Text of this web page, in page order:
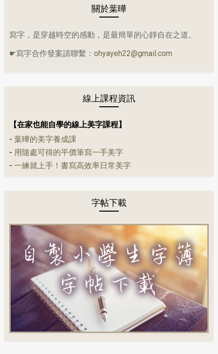
關於葉曄
寫字，是穿越時空的感動，是最簡單的心靜自在之道。
☛寫字合作發案請聯繫： ohyayeh22@gmail.com
線上課程資訊
【在家也能自學的線上美字課程】
- 葉曄的美字養成課
- 用隨處可得的平價筆寫一手美字
- 一練就上手！書寫高效率日常美字
字帖下載